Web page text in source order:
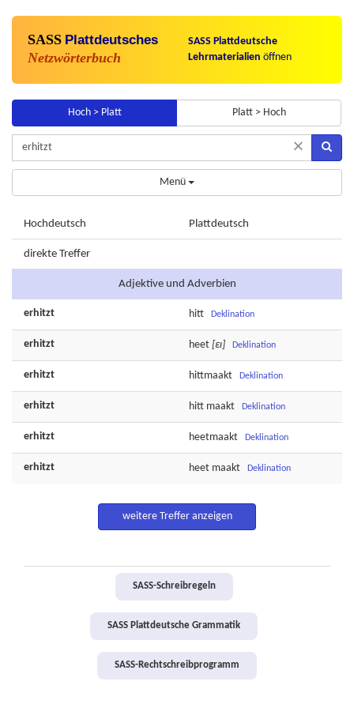
SASS Plattdeutsches
Netzwörterbuch
SASS Plattdeutsche
Lehrmaterialien öffnen
Hoch > Platt Platt > Hoch
×
Menü
Hochdeutsch Plattdeutsch
direkte Treffer
Adjektive und Adverbien
erhitzt hitt Deklination
erhitzt heet [εɪ] Deklination
erhitzt hittmaakt Deklination
erhitzt hitt maakt Deklination
erhitzt heetmaakt Deklination
erhitzt heet maakt Deklination
weitere Treffer anzeigen
SASS-Schreibregeln
SASS Plattdeutsche Grammatik
SASS-Rechtschreibprogramm